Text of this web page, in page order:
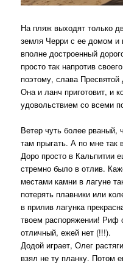
На пляж выходят только
земля Черри с ее домом и
вполне достроенный
просто так напротив
поэтому, слава
Она и ланч приготовит, и
удовольствием со всеми
Ветер чуть более рваный,
там прыгать. А по мне так
Доро просто в Кальпитии
стремно было в отлив.
местами камни в лагуне
потерять плавники или
в прилив лагунка
твоем распоряжении! Риф
отличный, ежей нет (!!!).
Додой играет, Олег
взял не ту планку. Потом